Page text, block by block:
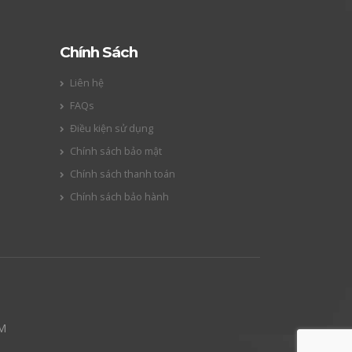
Chính Sách
Liên hệ
FAQs
Điều kiện sử dụng
Chính sách bảo mật
Chính sách thanh toán
Chính sách bảo hành